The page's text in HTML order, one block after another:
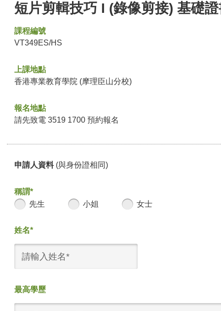
短片剪輯技巧 I (錄像剪接) 基礎
課程編號
VT349ES/HS
上課地點
香港專業教育學院 (摩理臣山分校)
報名地點
請先致電 3519 1700 預約報名
申請人資料 (與身份證相同)
稱謂*
先生
小姐 女士
姓名*
最高學歷